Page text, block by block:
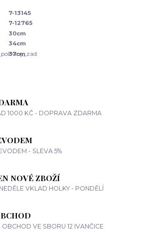
7-13145
7-12765
30cm
34cm
37cm
1000 KČ - DOPRAVA ZDARMA
- SLEVA 5%
NOVÉ ZBOŽÍ
VKLAD HOLKY - PONDĚLÍ
OBCHOD VE SBORU 12 IVANČICE